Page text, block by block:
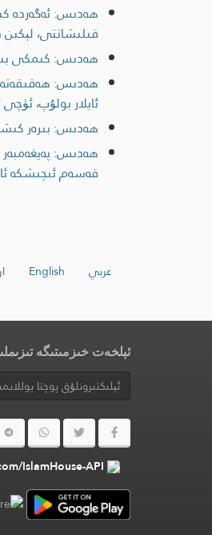
ھەدىس: ئەگەردە
قىلىشاتتى،
ھەدىس: كىمكى بىر
ھەدىس: ھەقىقەتەن
ئايلار بولۇپ،
ھەدىس: بىرەر
ھەدىس:
قەسەم ئىچىشكە
عربي English
ئېلخەت خىزمىتىگە
IslamHouse-API